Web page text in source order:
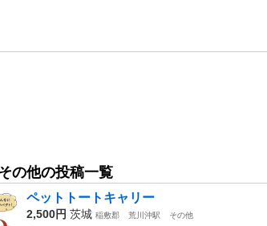
の他の投稿一覧
ペットトートキャリー
2,500円 茨城 稲敷郡 荒川沖駅
その他